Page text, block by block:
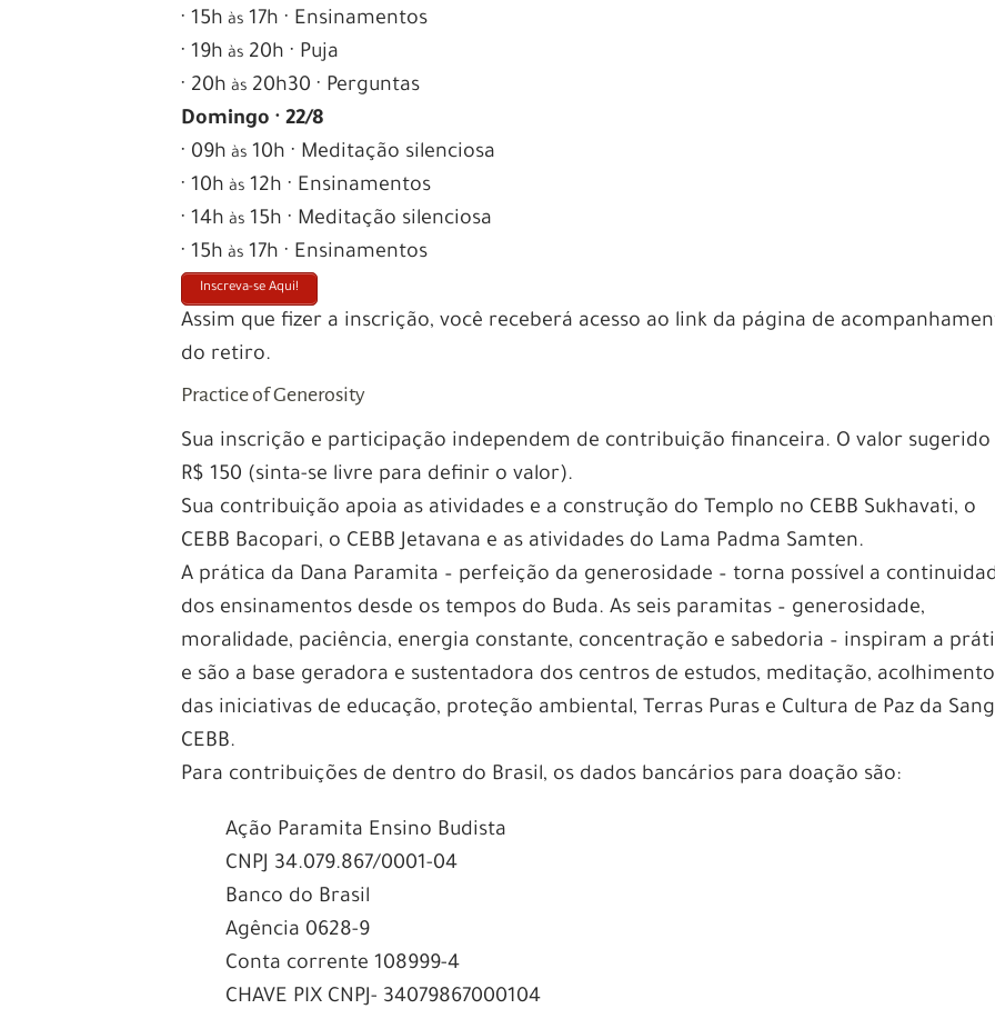
· 15h às 17h · Ensinamentos
· 19h às 20h · Puja
· 20h às 20h30 · Perguntas
Domingo · 22/8
· 09h às 10h · Meditação silenciosa
· 10h às 12h · Ensinamentos
· 14h às 15h · Meditação silenciosa
· 15h às 17h · Ensinamentos
Inscreva-se Aqui!
Assim que fizer a inscrição, você receberá acesso ao link da página de
do retiro.
Practice of Generosity
Sua inscrição e participação independem de contribuição financeira. O valor sugerido
R$ 150 (sinta-se livre para definir o valor).
Sua contribuição apoia as atividades e a construção do Templo no CEBB Sukhavati, o
CEBB Bacopari, o CEBB Jetavana e as atividades do Lama Padma Samten.
A prática da Dana Paramita – perfeição da generosidade – torna possível a
dos ensinamentos desde os tempos do Buda. As seis paramitas – generosidade,
moralidade, paciência, energia constante, concentração e sabedoria – inspiram a
e são a base geradora e sustentadora dos centros de estudos, meditação,
das iniciativas de educação, proteção ambiental, Terras Puras e Cultura de Paz da
CEBB.
Para contribuições de dentro do Brasil, os dados bancários para doação são:
Ação Paramita Ensino Budista
CNPJ 34.079.867/0001-04
Banco do Brasil
Agência 0628-9
Conta corrente 108999-4
CHAVE PIX CNPJ- 34079867000104